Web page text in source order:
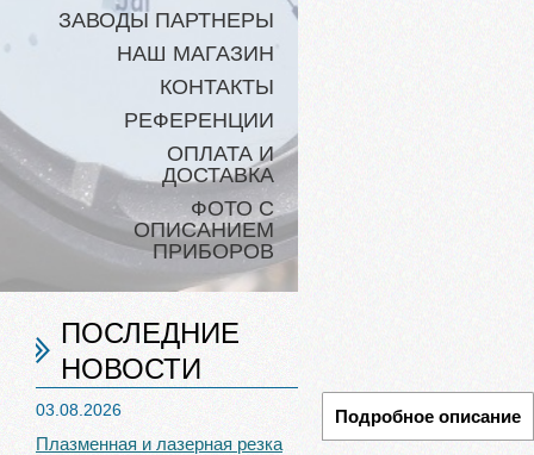
ЗАВОДЫ ПАРТНЕРЫ
НАШ МАГАЗИН
КОНТАКТЫ
РЕФЕРЕНЦИИ
ОПЛАТА И
ДОСТАВКА
ФОТО С
ОПИСАНИЕМ
ПРИБОРОВ
ПОСЛЕДНИЕ
НОВОСТИ
03.08.2026
Плазменная и лазерная резка
Подробное описание